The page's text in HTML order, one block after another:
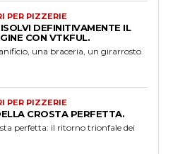
PER PIZZERIE
DEFINITIVAMENTE IL
CON VTKFUL.
una braceria, un girarrosto
PER PIZZERIE
CROSTA PERFETTA.
perfetta: il ritorno trionfale dei